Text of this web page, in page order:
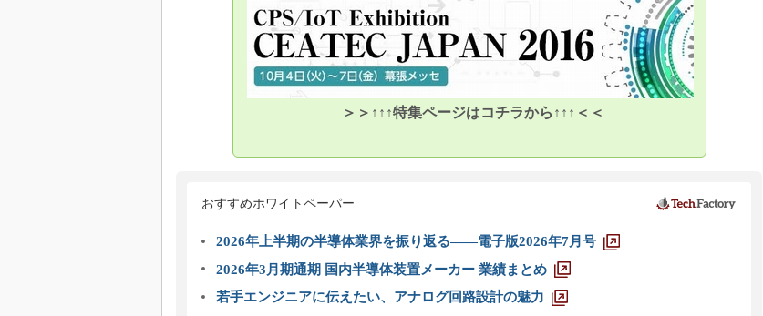
＞＞↑↑↑特集ページはコチラから↑↑↑＜＜
おすすめホワイトペーパー
2026年上半期の半導体業界を振り返る――電子版2026年7月号
2026年3月期通期 国内半導体装置メーカー 業績まとめ
若手エンジニアに伝えたい、アナログ回路設計の魅力